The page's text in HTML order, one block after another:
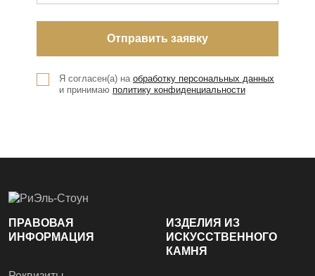
Я согласен(а) на обработку персональных данных
и принимаю политику конфиденциальности
ПРАВОВАЯ
ИНФОРМАЦИЯ
ИЗДЕЛИЯ ИЗ
ИСКУССТВЕННОГО
КАМНЯ